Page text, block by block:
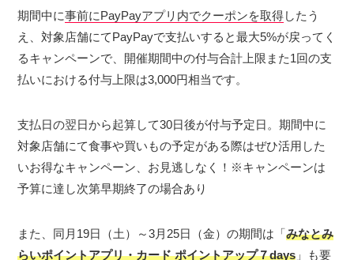
期間中に事前にPayPayアプリ内でクーポンを取得したう
え、対象店舗にてPayPayで支払いすると最大5%が戻ってく
るキャンペーンで、開催期間中の付与合計上限また1回の支
払いにおける付与上限は3,000円相当です。
支払日の翌日から起算して30日後が付与予定日。期間中に
対象店舗にて食事や買いもの予定がある際はぜひ活用した
いお得なキャンペーン、お見逃しなく！※キャンペーンは
予算に達し次第早期終了の場合あり
また、同月19日（土）～3月25日（金）の期間は「みなとみ
らいポイントアプリ・カード ポイントアップ７days 」も要